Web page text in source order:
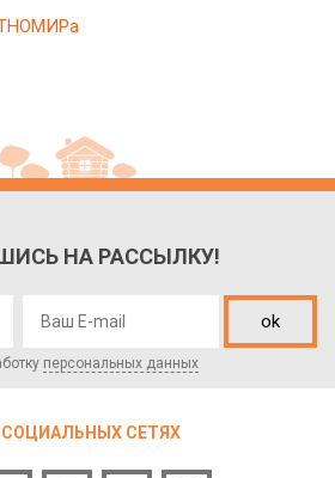
НА РАССЫЛКУ!
ok
персональных данных
СЕТЯХ